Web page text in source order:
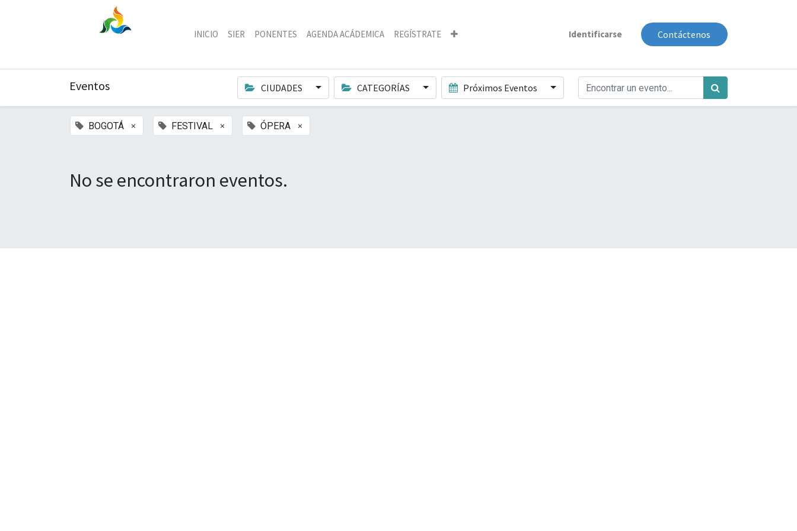
INICIO SIER PONENTES AGENDA ACÁDEMICA REGÍSTRATE Identificarse Contáctenos
Eventos CIUDADES CATEGORÍAS Próximos Eventos
BOGOTÁ × FESTIVAL × ÓPERA ×
No se encontraron eventos.